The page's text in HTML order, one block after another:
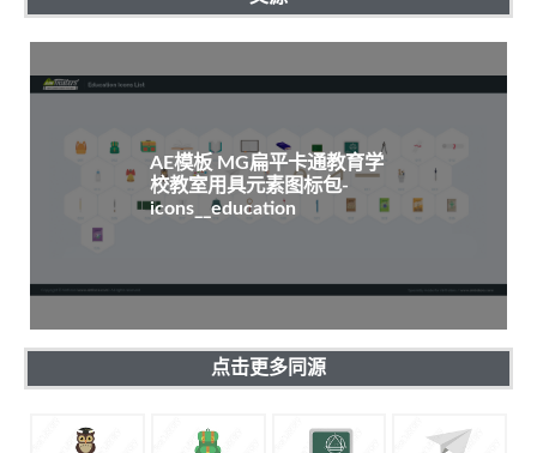
AE模板 MG扁平卡通教育学
校教室用具元素图标包-
icons__education
点击更多同源